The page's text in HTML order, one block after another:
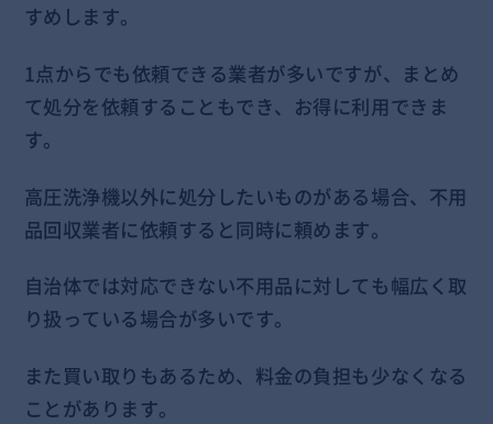
すめします。
1点からでも依頼できる業者が多いですが、まとめ
て処分を依頼することもでき、お得に利用できま
す。
高圧洗浄機以外に処分したいものがある場合、不用
品回収業者に依頼すると同時に頼めます。
自治体では対応できない不用品に対しても幅広く取
り扱っている場合が多いです。
また買い取りもあるため、料金の負担も少なくなる
ことがあります。